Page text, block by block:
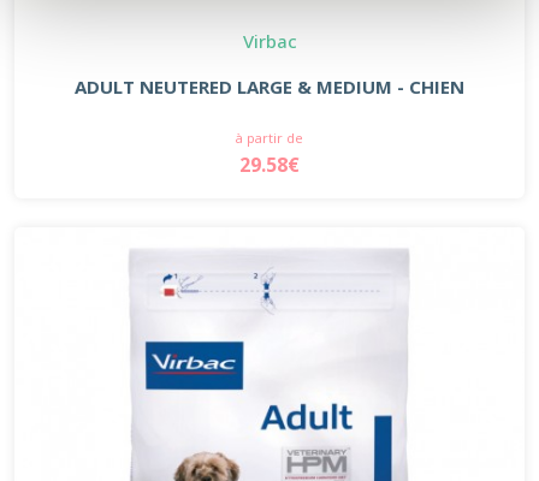
Virbac
ADULT NEUTERED LARGE & MEDIUM - CHIEN
à partir de
29.58€